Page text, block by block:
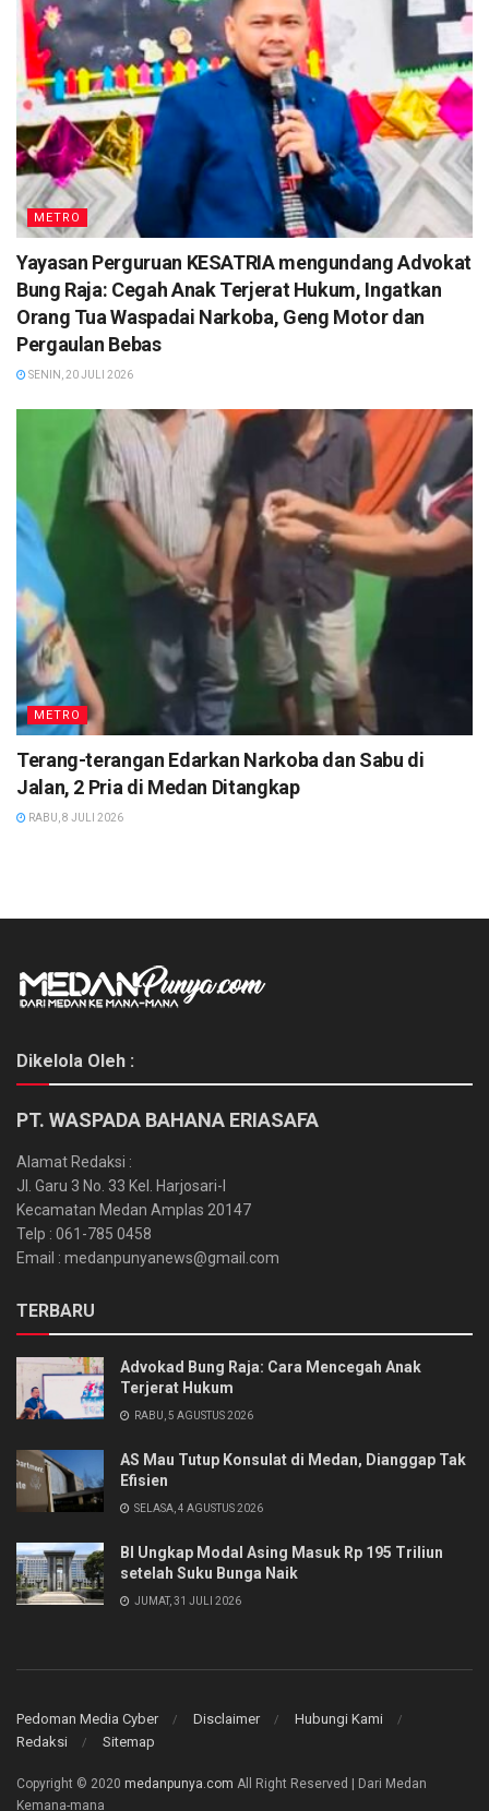
METRO
Yayasan Perguruan KESATRIA mengundang Advokat
Bung Raja: Cegah Anak Terjerat Hukum, Ingatkan
Orang Tua Waspadai Narkoba, Geng Motor dan
Pergaulan Bebas
SENIN, 20 JULI 2026
METRO
Terang-terangan Edarkan Narkoba dan Sabu di
Jalan, 2 Pria di Medan Ditangkap
RABU, 8 JULI 2026
Dikelola Oleh :
PT. WASPADA BAHANA ERIASAFA
Alamat Redaksi :
Jl. Garu 3 No. 33 Kel. Harjosari-I
Kecamatan Medan Amplas 20147
Telp : 061-785 0458
Email : medanpunyanews@gmail.com
TERBARU
Advokad Bung Raja: Cara Mencegah Anak
Terjerat Hukum
RABU, 5 AGUSTUS 2026
AS Mau Tutup Konsulat di Medan, Dianggap Tak
Efisien
SELASA, 4 AGUSTUS 2026
BI Ungkap Modal Asing Masuk Rp 195 Triliun
setelah Suku Bunga Naik
JUMAT, 31 JULI 2026
Pedoman Media Cyber Disclaimer
Hubungi Kami
Redaksi
Sitemap
Copyright © 2020 medanpunya.com All Right Reserved | Dari Medan
Kemana-mana